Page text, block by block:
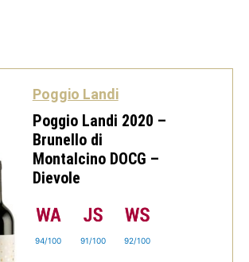
Poggio Landi
Poggio Landi 2020 –
Brunello di
Montalcino DOCG –
Dievole
94/100 91/100 92/100